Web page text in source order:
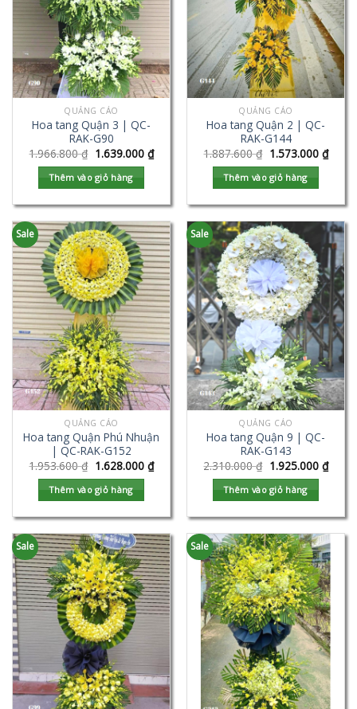
QUẢNG CÁO
Hoa tang Quận 3 | QC-
RAK-G90
1.966.800₫ 1.639.000 ₫
Thêm vào giỏ hàng
QUẢNG CÁO
Hoa tang Quận 2 | QC-
RAK-G144
1.887.600₫ 1.573.000 ₫
Thêm vào giỏ hàng
Sale
QUẢNG CÁO
Hoa tang Quận Phú Nhuận
| QC-RAK-G152
1.953.600₫ 1.628.000 ₫
Thêm vào giỏ hàng
Sale
QUẢNG CÁO
Hoa tang Quận 9 | QC-
RAK-G143
2.310.000₫ 1.925.000 ₫
Thêm vào giỏ hàng
Sale Sale